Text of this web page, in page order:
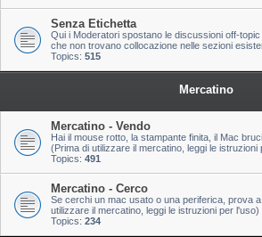
Senza Etichetta
Qui i Moderatori spostano le discussioni off-
che non trovano collocazione nelle sezioni
Topics: 515
Mercatino
Mercatino - Vendo
Hai il mouse rotto, la stampante finita, il Mac
(Prima di utilizzare il mercatino, leggi le istruzioni
Topics: 491
Mercatino - Cerco
Se cerchi un mac usato o una periferica, prova
utilizzare il mercatino, leggi le istruzioni per l'uso)
Topics: 234